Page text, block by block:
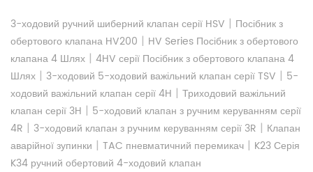
3-ходовий ручний шиберний клапан серії HSV | Посібник з
обертового клапана HV200 | HV Series Посібник з обертового
клапана 4 Шлях | 4HV серії Посібник з обертового клапана 4
Шлях | 3-ходовий 5-ходовий важільний клапан серії TSV | 5-
ходовий важільний клапан серії 4H | Триходовий важільний
клапан серії 3H | 5-ходовий клапан з ручним керуванням серії
4R | 3-ходовий клапан з ручним керуванням серії 3R | Клапан
аварійної зупинки | TAC пневматичний перемикач | K23 Серія
K34 ручний обертовий 4-ходовий клапан